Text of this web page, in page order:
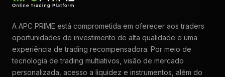
A APC PRIME está comprometida em oferecer aos traders
oportunidades de investimento de alta qualidade e uma
experiência de trading recompensadora. Por meio de
tecnologia de trading multiativos, visão de mercado
personalizada, acesso a liquidez e instrumentos, além do